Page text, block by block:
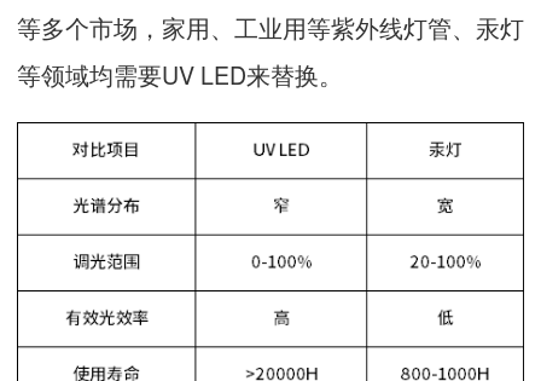
等多个市场，家用、工业用等紫外线灯管、汞灯
等领域均需要UV LED来替换。